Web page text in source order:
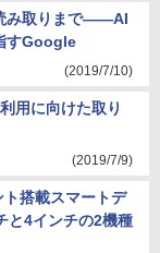
み取りまで――AI
すGoogle
(2019/7/10)
用に向けた取り
(2019/7/9)
搭載スマートデ
と4インチの2機種